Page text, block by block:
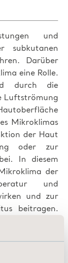
und
subkutanen
Darüber
eine Rolle.
durch die
Luftströmung
Mikroklimas
der Haut
oder zur
In diesem
der
und
und zur
beitragen.
zur